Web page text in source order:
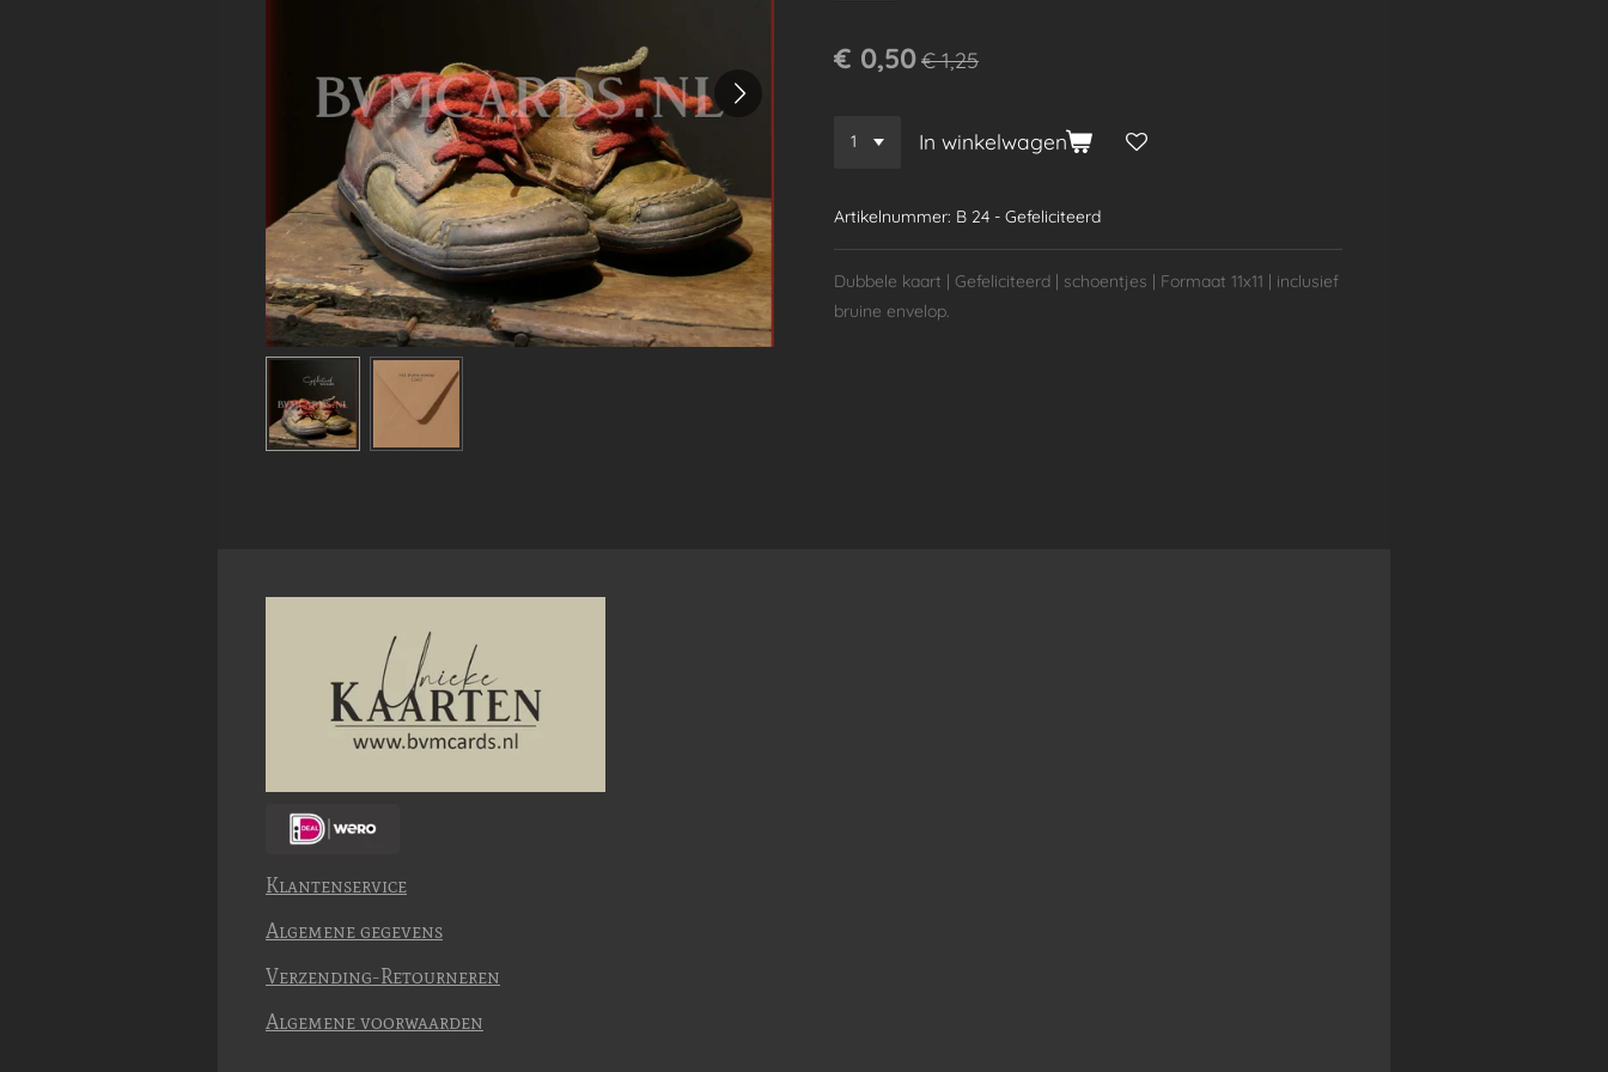
€ 0,50€ 1,25
In winkelwagen
Artikelnummer: B 24 - Gefeliciteerd
Dubbele kaart | Gefeliciteerd | schoentjes | Formaat 11x11 | inclusief
bruine envelop.
Klantenservice
Algemene gegevens
Verzending-Retourneren
Algemene voorwaarden